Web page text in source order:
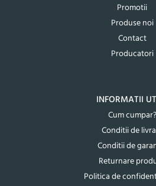
Promotii
Produse noi
Contact
Producatori
INFORMATII
Cum cumpar?
Conditii de
Conditii de
Returnare
Politica de